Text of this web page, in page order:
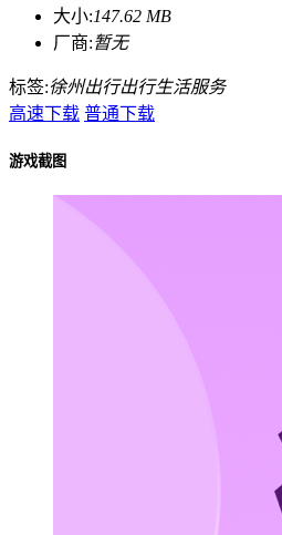
大小:147.62 MB
厂商:暂无
标签:徐州出行出行生活服务
高速下载 普通下载
游戏截图